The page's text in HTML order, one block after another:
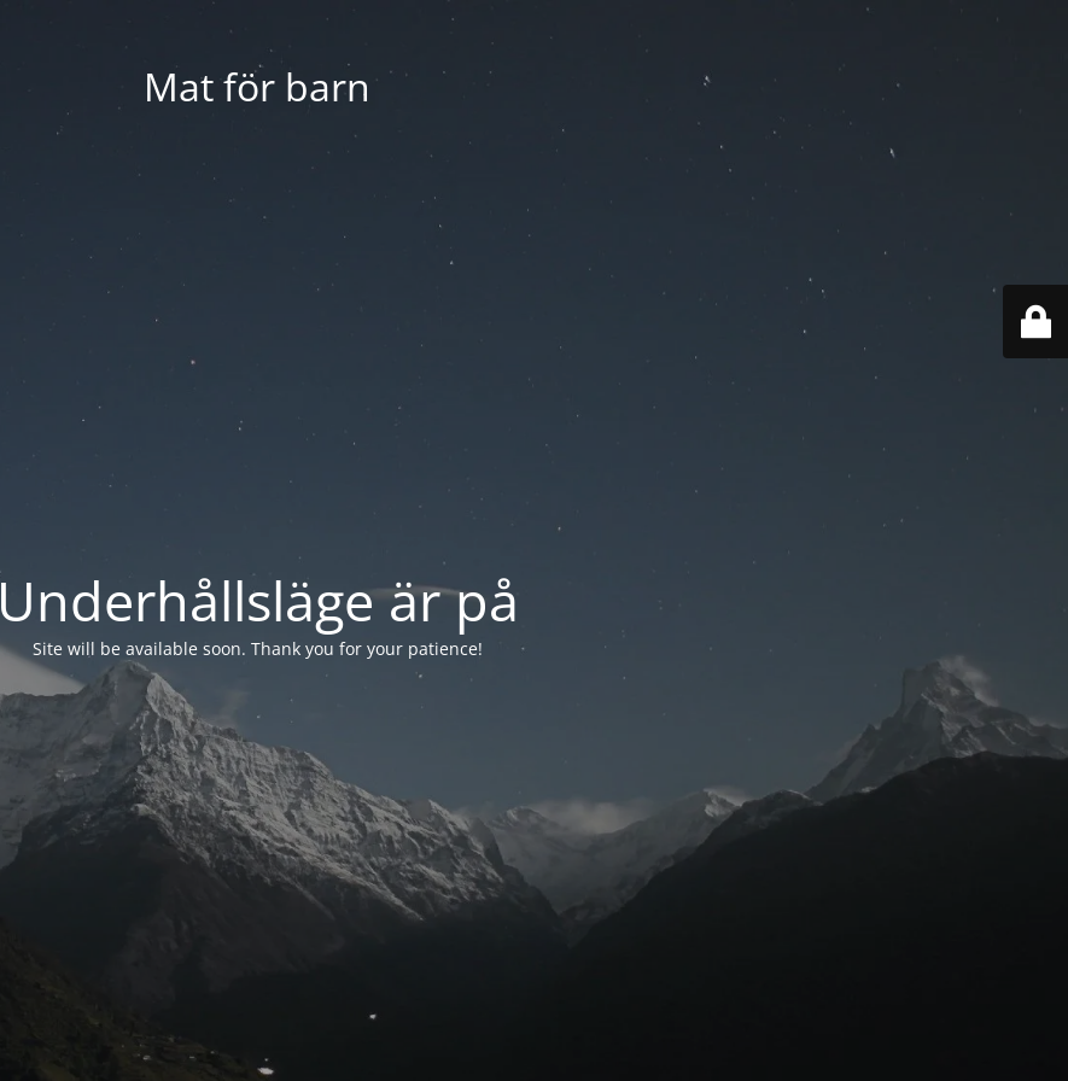
Mat för barn
Underhållsläge är på
Site will be available soon. Thank you for your patience!